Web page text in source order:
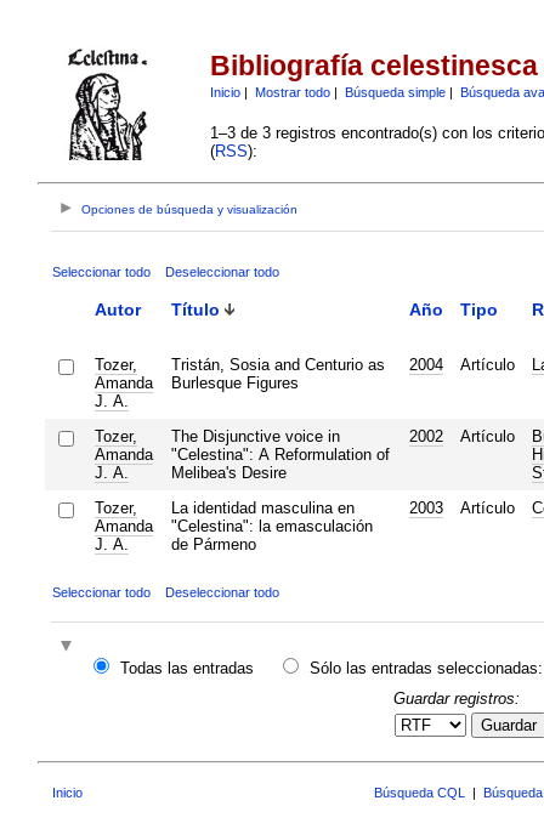
Bibliografía celestinesca
Inicio| Mostrar todo| Búsqueda simple| Búsqueda
1–3 de 3 registros encontrado(s) con los
(RSS):
Opciones de búsqueda y visualización
Seleccionar todo Deseleccionar todo
Autor Título Año Tipo
Tozer,
Amanda
J. A.
Tristán, Sosia and Centurio as
Burlesque Figures
2004 Artículo
Tozer,
Amanda
J. A.
The Disjunctive voice in
"Celestina": A Reformulation of
Melibea's Desire
2002 Artículo
Tozer,
Amanda
J. A.
La identidad masculina en
"Celestina": la emasculación
de Pármeno
2003 Artículo
Seleccionar todo Deseleccionar todo
Todas las entradas
Sólo las entradas seleccionadas:
Guardar registros:
Guardar
Inicio Búsqueda CQL